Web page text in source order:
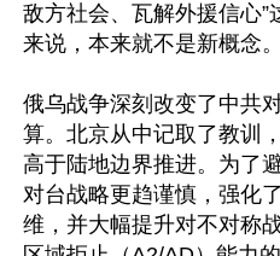
敌方社会、瓦解外援信心
来说，本来就不是新概念。
俄乌战争深刻改变了中共
算。北京从中记取了教训
高于陆地边界推进。为了
对台战略更趋谨慎，强化
维，并大幅提升对不对称